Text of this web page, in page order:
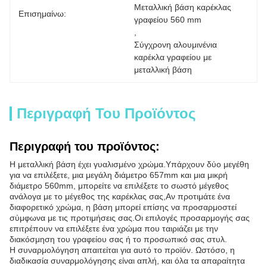
Επισημαίνω:
Μεταλλική βάση καρέκλας
γραφείου 560 mm
Σύγχρονη αλουμινένια
καρέκλα γραφείου με
μεταλλική βάση
Περιγραφή Του Προϊόντος
Περιγραφή του προϊόντος:
Η μεταλλική βάση έχει γυαλισμένο χρώμα. Υπάρχουν δύο μεγέθη
για να επιλέξετε, μια μεγάλη διάμετρο 657mm και μια μικρή
διάμετρο 560mm, μπορείτε να επιλέξετε το σωστό μέγεθος
ανάλογα με το μέγεθος της καρέκλας σας, Αν προτιμάτε ένα
διαφορετικό χρώμα, η βάση μπορεί επίσης να προσαρμοστεί
σύμφωνα με τις προτιμήσεις σας.Οι επιλογές προσαρμογής σας
επιτρέπουν να επιλέξετε ένα χρώμα που ταιριάζει με την
διακόσμηση του γραφείου σας ή το προσωπικό σας στυλ.
Η συναρμολόγηση απαιτείται για αυτό το προϊόν. Ωστόσο, η
διαδικασία συναρμολόγησης είναι απλή, και όλα τα απαραίτητα